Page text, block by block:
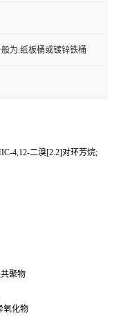
为:纸板桶或镀锌铁桶
4,12-二溴[2.2]对环芳烷;
聚物
氧化物